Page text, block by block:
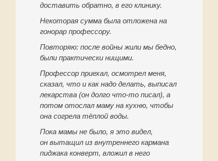
доставить обратно, в его клинику.
Некоторая сумма была отложена на
гонорар профессору.
Повторяю: после войны жили мы бедно,
были практически нищими.
Профессор приехал, осмотрел меня,
сказал, что и как надо делать, выписал
лекарства (он долго что-то писал), а
потом отослал маму на кухню, чтобы
она согрела тёплой воды.
Пока мамы не было, я это видел,
он вытащил из внутреннего кармана
пиджака конверт, вложил в него